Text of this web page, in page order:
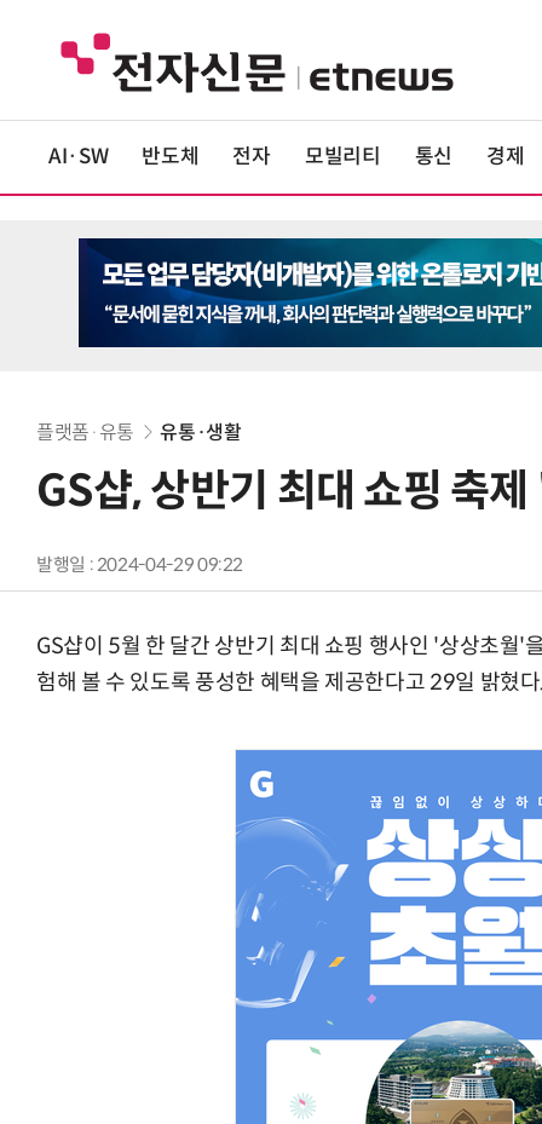
AI·SW 반도체 전자 모빌리티 통신 경제
플랫폼·유통 유통·생활
GS샵, 상반기 최대 쇼핑 축
발행일 : 2024-04-29 09:22
GS샵이 5월 한 달간 상반기 최대 쇼핑 행사인 '상상초월'
험해 볼 수 있도록 풍성한 혜택을 제공한다고 29일 밝혔